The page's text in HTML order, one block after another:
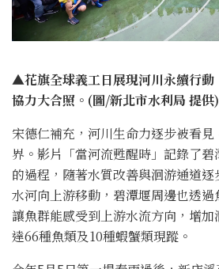
▲花旗全球義工日展現河川永續行動
協力大合照。(圖/新北市水利局 提供)
宋德仁補充，河川生命力逐步被看
界。影片「當河流甦醒時」記錄了
的過程，隨著水質改善與洄游通道
水河向上游移動，碧潭堰周邊也透過
讓魚群能感受到上游水流方向，增
達66種魚類及10種蝦蟹類現蹤。